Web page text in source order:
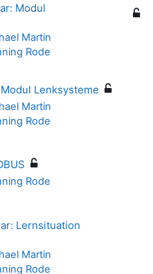
Modul
Martin
Rode
Lenksysteme
Martin
Rode
Rode
Lernsituation
Martin
Rode